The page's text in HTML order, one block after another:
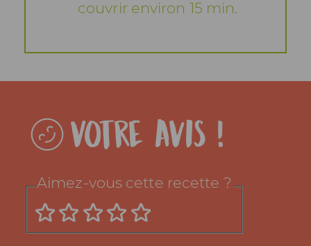
couvrir environ 15 min.
Votre avis !
Aimez-vous cette recette ?